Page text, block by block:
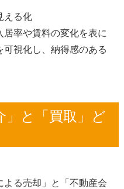
える化
率や賃料の変化を表に
視化し、納得感のある
」と「買取」ど
よる売却」と「不動産会